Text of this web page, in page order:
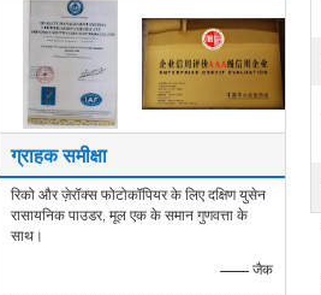
ग्राहक समीक्षा
रिको और ज़ेरॉक्स फोटोकॉपियर के लिए दक्षिण युसेन
रासायनिक पाउडर, मूल एक के समान गुणवत्ता के
साथ।
—— जैक